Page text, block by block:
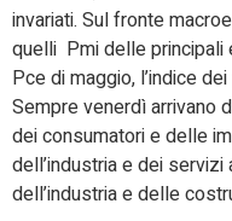
invariati. Sul fronte
quelli Pmi delle principali
Pce di maggio, l’indice
Sempre venerdì arrivano
dei consumatori e delle
dell’industria e dei
dell’industria e delle